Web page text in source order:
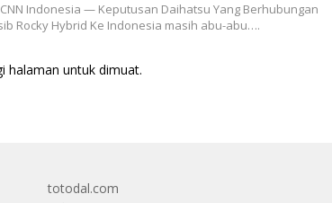
Indonesia — Keputusan Daihatsu Yang Berhubungan
Rocky Hybrid Ke Indonesia masih abu-abu….
halaman untuk dimuat.
totodal.com